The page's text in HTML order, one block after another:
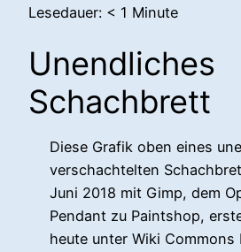
Lesedauer: < 1 Minute
Unendliches
Schachbrett
Diese Grafik oben eines
verschachtelten
Juni 2018 mit Gimp, dem
Pendant zu Paintshop,
heute unter Wiki